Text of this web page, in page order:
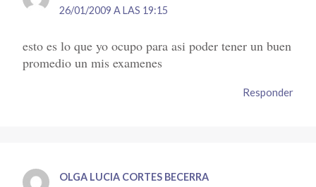
26/01/2009 A LAS 19:15
esto es lo que yo ocupo para asi poder tener un buen
promedio un mis examenes
Responder
OLGA LUCIA CORTES BECERRA